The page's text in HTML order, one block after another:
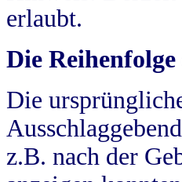
erlaubt.
Die
Die
z.B. nach der